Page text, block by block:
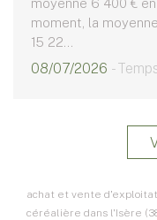
moyenne 6 400 €
moment, la
15 22...
08/07/2026 -
achat et vente
céréalière dans l'Isère